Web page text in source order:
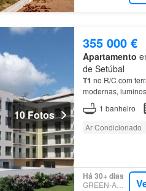
10 Fotos
355 000 €
Apartamento
de Setúbal
T1 no R/C com
modernas,
1 banheiro
Ar Condicionado
Há 30+ dias
GREEN-ACRES